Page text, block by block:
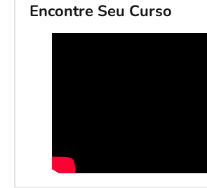
Encontre Seu Curso